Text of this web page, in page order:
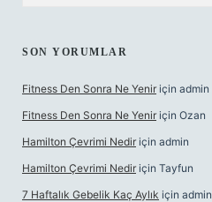
SON YORUMLAR
Fitness Den Sonra Ne Yenir için admin
Fitness Den Sonra Ne Yenir için Ozan
Hamilton Çevrimi Nedir için admin
Hamilton Çevrimi Nedir için Tayfun
7 Haftalık Gebelik Kaç Aylık için admin